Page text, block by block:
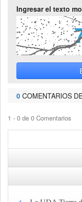
Ingresar el texto
0 COMENTARIOS
1 - 0 de 0 Comentarios